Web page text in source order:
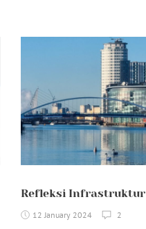
Refleksi Infrastruktur
12 January 2024 2